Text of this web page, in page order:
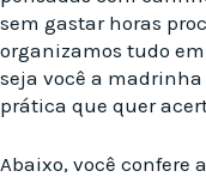
sem gastar horas
organizamos tudo
seja você a
prática que quer
Abaixo, você confere